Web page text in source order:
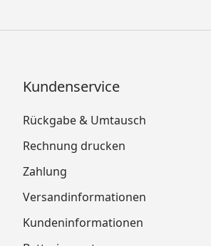
Kundenservice
Rückgabe & Umtausch
Rechnung drucken
Zahlung
Versandinformationen
Kundeninformationen